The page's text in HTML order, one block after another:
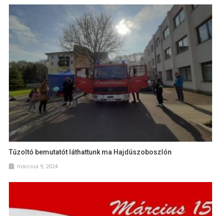
Tűzoltó bemutatót láthattunk ma Hajdúszoboszlón
március 9, 2024